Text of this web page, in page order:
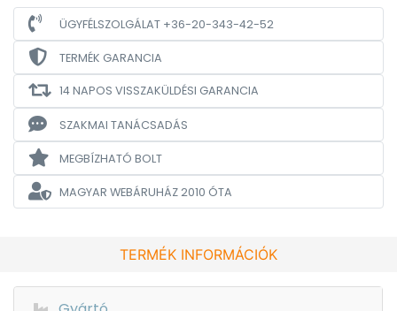
ÜGYFÉLSZOLGÁLAT +36-20-343-42-52
TERMÉK GARANCIA
14 NAPOS VISSZAKÜLDÉSI GARANCIA
SZAKMAI TANÁCSADÁS
MEGBÍZHATÓ BOLT
MAGYAR WEBÁRUHÁZ2010 ÓTA
TERMÉK INFORMÁCIÓK